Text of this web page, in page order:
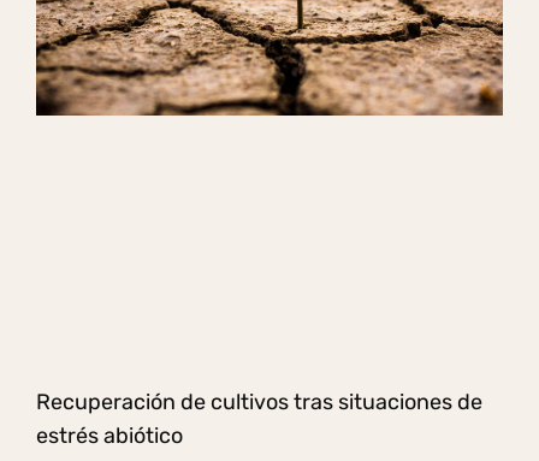
Recuperación de cultivos tras situaciones de
estrés abiótico